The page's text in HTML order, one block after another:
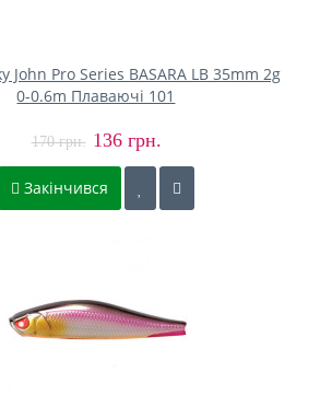
John Pro Series BASARA LB 35mm 2g
0-0.6m Плаваючі 101
170 грн. 136 грн.
Закінчився